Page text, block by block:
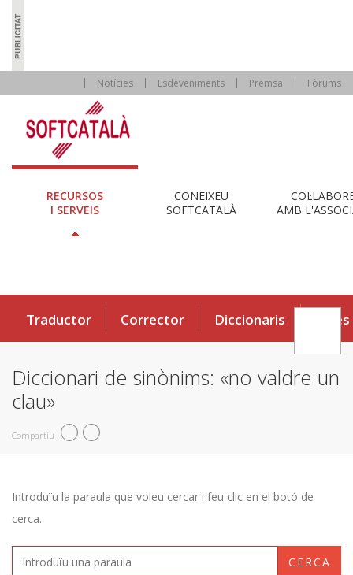
Notícies Esdeveniments Premsa Fòrums
RECURSOS
I SERVEIS
CONEIXEU
SOFTCATALÀ
AMB
Traductor Corrector Diccionaris Eines
Diccionari de sinònims: «no valdre un
clau»
Compartiu
Introduïu la paraula que voleu cercar i feu clic en el botó de
cerca.
CERCA